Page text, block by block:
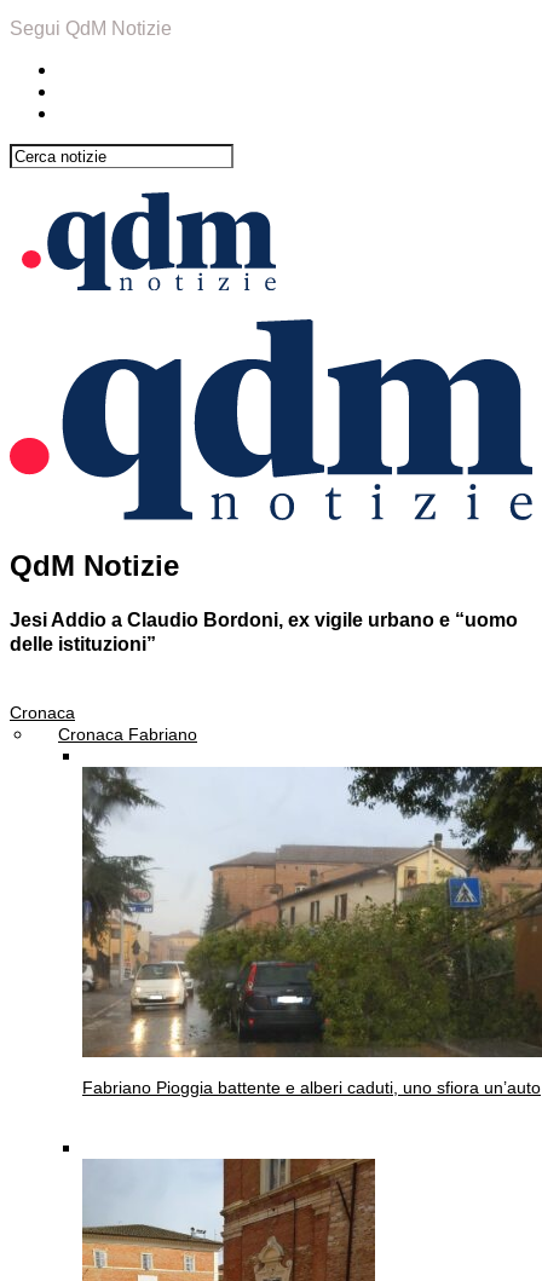
Segui QdM Notizie
QdM Notizie
JesiAddio a Claudio Bordoni, ex vigile urbano e “uomo
delle istituzioni”
Cronaca
Cronaca Fabriano
Fabriano Pioggia battente e alberi caduti, uno sfiora un’auto